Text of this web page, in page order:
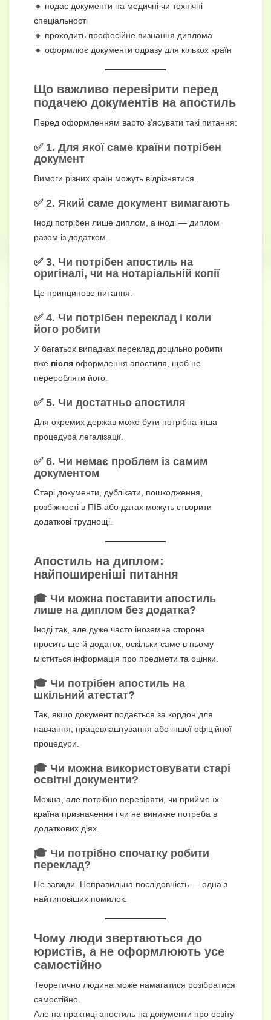
🔸 подає документи на медичні чи технічні
спеціальності
🔸 проходить професійне визнання диплома
🔸 оформлює документи одразу для кількох країн
Що важливо перевірити перед
подачею документів на апостиль
Перед оформленням варто з’ясувати такі питання:
✅ 1. Для якої саме країни потрібен
документ
Вимоги різних країн можуть відрізнятися.
✅ 2. Який саме документ вимагають
Іноді потрібен лише диплом, а іноді — диплом
разом із додатком.
✅ 3. Чи потрібен апостиль на
оригіналі, чи на нотаріальній копії
Це принципове питання.
✅ 4. Чи потрібен переклад і коли
його робити
У багатьох випадках переклад доцільно робити
вже після оформлення апостиля, щоб не
переробляти його.
✅ 5. Чи достатньо апостиля
Для окремих держав може бути потрібна інша
процедура легалізації.
✅ 6. Чи немає проблем із самим
документом
Старі документи, дублікати, пошкодження,
розбіжності в ПІБ або датах можуть створити
додаткові труднощі.
Апостиль на диплом:
найпоширеніші питання
🎓 Чи можна поставити апостиль
лише на диплом без додатка?
Іноді так, але дуже часто іноземна сторона
просить ще й додаток, оскільки саме в ньому
міститься інформація про предмети та оцінки.
🎓 Чи потрібен апостиль на
шкільний атестат?
Так, якщо документ подається за кордон для
навчання, працевлаштування або іншої офіційної
процедури.
🎓 Чи можна використовувати старі
освітні документи?
Можна, але потрібно перевіряти, чи прийме їх
країна призначення і чи не виникне потреба в
додаткових діях.
🎓 Чи потрібно спочатку робити
переклад?
Не завжди. Неправильна послідовність — одна з
найтиповіших помилок.
Чому люди звертаються до
юристів, а не оформлюють усе
самостійно
Теоретично людина може намагатися розібратися
самостійно.
Але на практиці апостиль на документи про освіту